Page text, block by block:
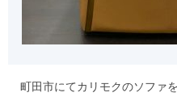
町田市にてカリモクのソファ